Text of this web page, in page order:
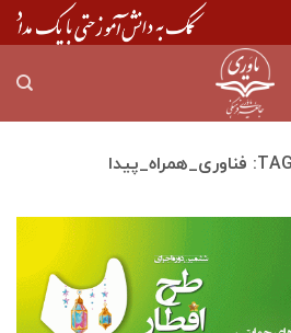
فناوری_همراه_پیدا